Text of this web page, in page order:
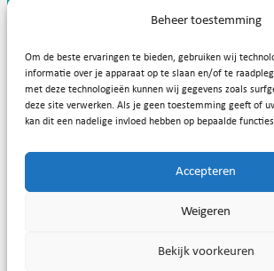
Beheer toestemming
Om de beste ervaringen te bieden, gebruiken wij
informatie over je apparaat op te slaan en/of te
met deze technologieën kunnen wij gegevens zoals
deze site verwerken. Als je geen toestemming geeft of
kan dit een nadelige invloed hebben op bepaalde
Accepteren
Weigeren
Bekijk voorkeuren